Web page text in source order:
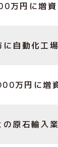
万円に増資
に自動化工
万円に増
原石輸入